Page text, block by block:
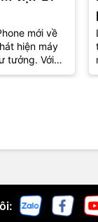
mới về
hiện máy
tưởng. Với
tưởng quen